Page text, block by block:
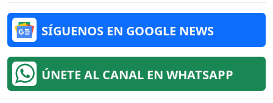
SÍGUENOS EN GOOGLE NEWS
ÚNETE AL CANAL EN WHATSAPP